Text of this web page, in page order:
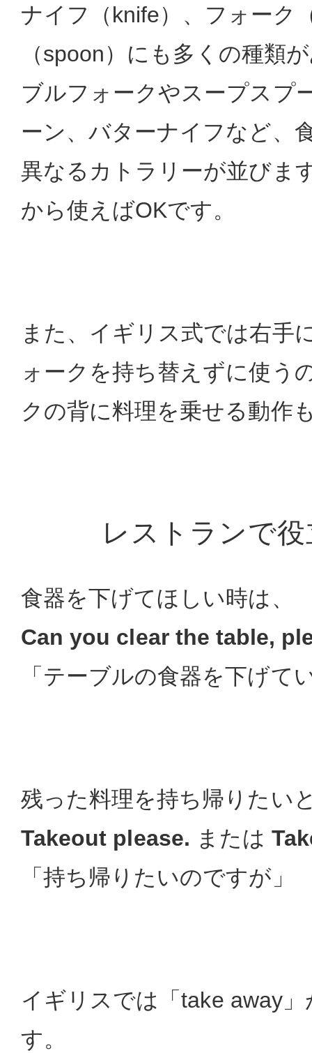
ナイフ（knife）、フォーク
（spoon）にも多くの種類
ブルフォークやスープスプ
ーン、バターナイフなど、
異なるカトラリーが並びま
から使えばOKです。
また、イギリス式では右手
ォークを持ち替えずに使う
クの背に料理を乗せる動作
レストランで
食器を下げてほしい時は、
Can you clear the table,
「テーブルの食器を下げて
残った料理を持ち帰りたい
Takeout please. または
「持ち帰りたいのですが」
イギリスでは「take away
す。